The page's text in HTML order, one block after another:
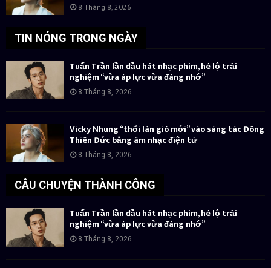
8 Tháng 8, 2026
TIN NÓNG TRONG NGÀY
Tuấn Trần lần đầu hát nhạc phim, hé lộ trải
nghiệm “vừa áp lực vừa đáng nhớ”
8 Tháng 8, 2026
Vicky Nhung “thổi làn gió mới” vào sáng tác Đông
Thiên Đức bằng âm nhạc điện tử
8 Tháng 8, 2026
CÂU CHUYỆN THÀNH CÔNG
Tuấn Trần lần đầu hát nhạc phim, hé lộ trải
nghiệm “vừa áp lực vừa đáng nhớ”
8 Tháng 8, 2026